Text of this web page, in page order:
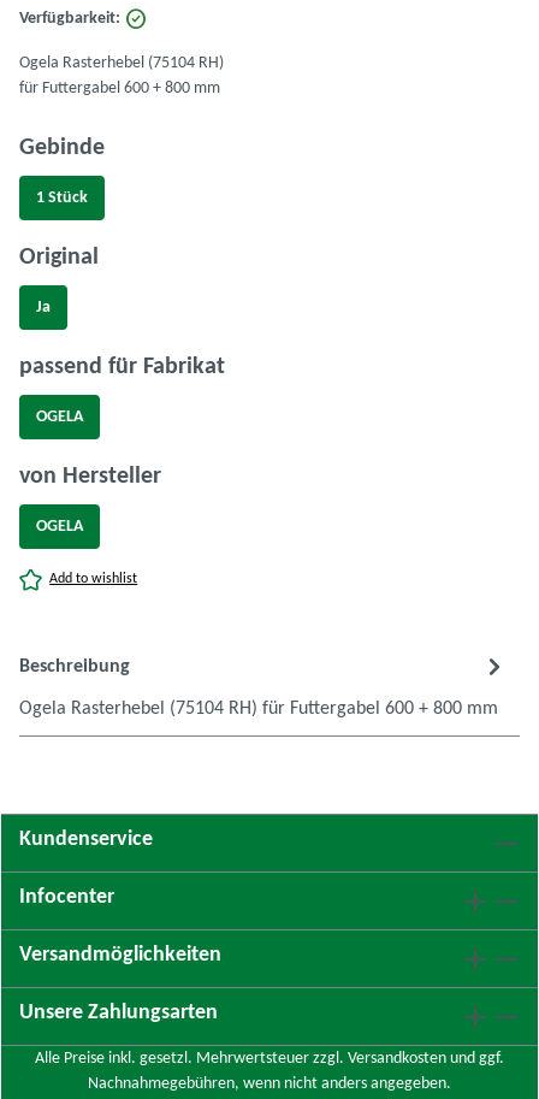
Verfügbarkeit:
Ogela Rasterhebel (75104 RH)
für Futtergabel 600 + 800 mm
Gebindeauswählen
1 Stück
Original
Ja
passend für Fabrikatauswählen
OGELA
von Herstellerauswählen
OGELA
Add to wishlist
Beschreibung
Ogela Rasterhebel (75104 RH) für Futtergabel 600 + 800 mm
Kundenservice
Infocenter
Versandmöglichkeiten
Unsere Zahlungsarten
Alle Preise inkl. gesetzl. Mehrwertsteuer zzgl. Versandkosten und ggf.
Nachnahmegebühren, wenn nicht anders angegeben.